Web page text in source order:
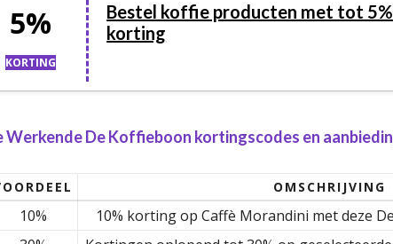
5%
KORTING
Bestel koffie producten met tot 5%
korting
Werkende De Koffieboon kortingscodes en
OMSCHRIJVING
10%
10% korting op Caffè Morandini met deze